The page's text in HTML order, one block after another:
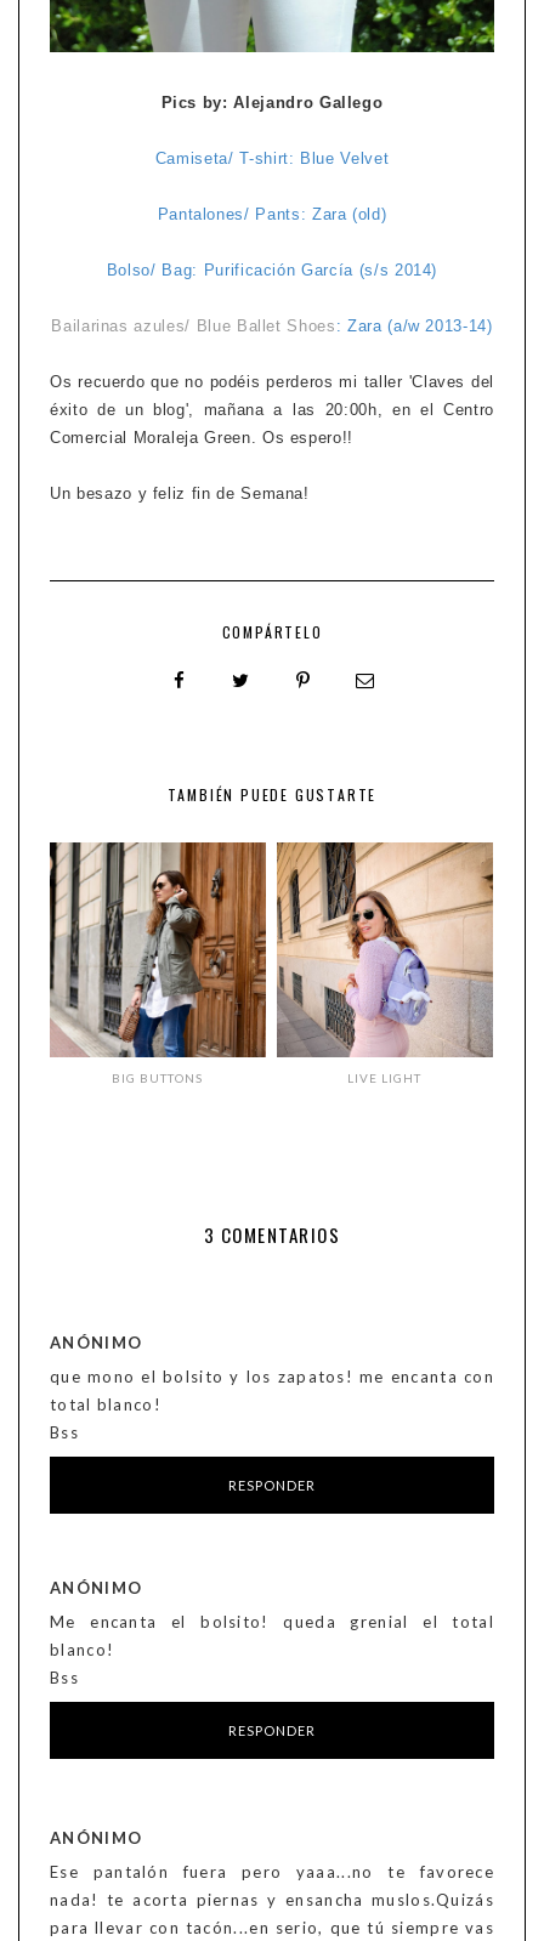
Pics by: Alejandro Gallego
Camiseta/ T-shirt: Blue Velvet
Pantalones/ Pants: Zara (old)
Bolso/ Bag: Purificación García (s/s 2014)
Bailarinas azules/ Blue Ballet Shoes : Zara (a/w 2013-14)
Os recuerdo que no podéis perderos mi taller 'Claves del
éxito de un blog', mañana a las 20:00h, en el Centro
Comercial Moraleja Green. Os espero!!
Un besazo y feliz fin de Semana!
COMPÁRTELO
TAMBIÉN PUEDE GUSTARTE
BIG BUTTONS LIVE LIGHT
3 COMENTARIOS
ANÓNIMO
que mono el bolsito y los zapatos! me encanta con
total blanco!
Bss
RESPONDER
ANÓNIMO
Me encanta el bolsito! queda grenial el total
blanco!
Bss
RESPONDER
ANÓNIMO
Ese pantalón fuera pero yaaa...no te favorece
nada! te acorta piernas y ensancha muslos.Quizás
para llevar con tacón...en serio, que tú siempre vas